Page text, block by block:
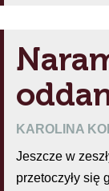
KAROLINA
Jeszcze w
przetoczyły się